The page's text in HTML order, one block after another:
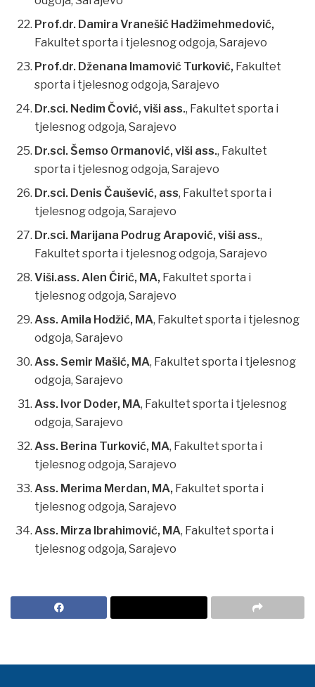
Prof.dr. Damira Vranešić Hadžimehmedović,
Fakultet sporta i tjelesnog odgoja, Sarajevo
Prof.dr. Dženana Imamović Turković, Fakultet
sporta i tjelesnog odgoja, Sarajevo
Dr.sci. Nedim Čović, viši ass., Fakultet sporta i
tjelesnog odgoja, Sarajevo
Dr.sci. Šemso Ormanović, viši ass., Fakultet
sporta i tjelesnog odgoja, Sarajevo
Dr.sci. Denis Čaušević, ass, Fakultet sporta i
tjelesnog odgoja, Sarajevo
Dr.sci. Marijana Podrug Arapović, viši ass.,
Fakultet sporta i tjelesnog odgoja, Sarajevo
Viši.ass. Alen Ćirić, MA, Fakultet sporta i
tjelesnog odgoja, Sarajevo
Ass. Amila Hodžić, MA, Fakultet sporta i tjelesnog
odgoja, Sarajevo
Ass. Semir Mašić, MA, Fakultet sporta i tjelesnog
odgoja, Sarajevo
Ass. Ivor Doder, MA, Fakultet sporta i tjelesnog
odgoja, Sarajevo
Ass. Berina Turković, MA, Fakultet sporta i
tjelesnog odgoja, Sarajevo
Ass. Merima Merdan, MA, Fakultet sporta i
tjelesnog odgoja, Sarajevo
Ass. Mirza Ibrahimović, MA, Fakultet sporta i
tjelesnog odgoja, Sarajevo